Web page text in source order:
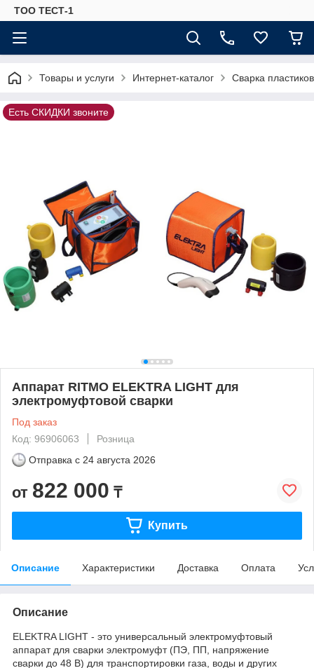
ТОО ТЕСТ-1
Товары и услуги Интернет-каталог Сварка
Есть СКИДКИ звоните
Аппарат RITMO ELEKTRA LIGHT для
электромуфтовой сварки
Под заказ
Код: 96906063
Розница
Отправка с 24 августа 2026
от 822 000 ₸
Купить
Описание Характеристики Доставка Оплата
Описание
ELEKTRA LIGHT - это универсальный электромуфтовый
аппарат для сварки электромуфт (ПЭ, ПП, напряжение
сварки до 48 В) для транспортировки газа, воды и других